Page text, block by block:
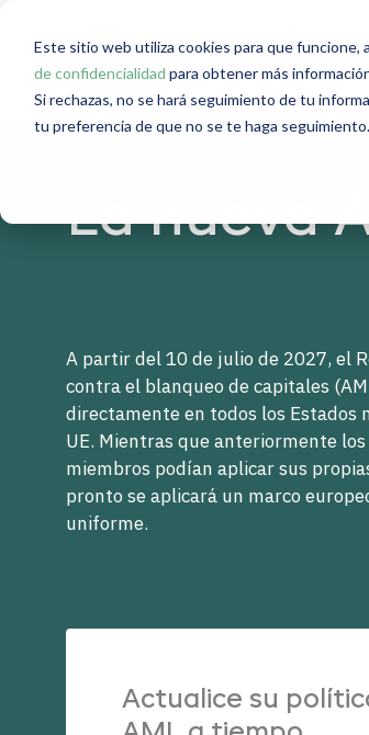
Este sitio web utiliza cookies para que
de confidencialidad para obtener más
Si rechazas, no se hará seguimiento de tu
tu preferencia de que no se te haga seguimiento.
La nueva
A partir del 10 de julio de 2027, el
contra el blanqueo de capitales
directamente en todos los Estados
UE. Mientras que anteriormente los
miembros podían aplicar sus
pronto se aplicará un marco
uniforme.
Actualice su